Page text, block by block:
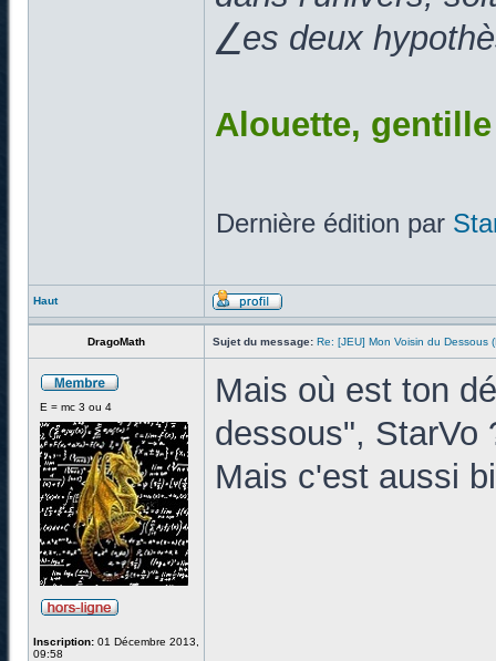
⎳es deux
Alouette,
Dernière édition par
Haut
DragoMath Sujet du message: Re: [JEU] Mon Voisin du Dessous
E = mc 3 ou 4
Inscription: 01 Décembre 2013,
09:58
Mais où est ton
dessous", StarVo
Mais c'est aussi